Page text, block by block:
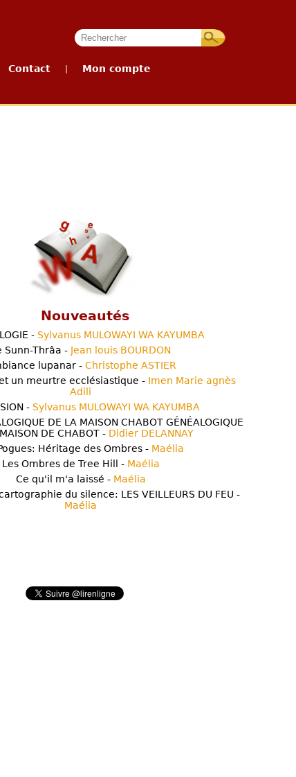
Contact Mon compte
Nouveautés
- Sylvanus MULOWAYI WA KAYUMBA
Sunn-Thrâa - Jean louis BOURDON
lupanar - Christophe ASTIER
un meurtre ecclésiastique - Imen Marie agnès
Adili
- Sylvanus MULOWAYI WA KAYUMBA
DE LA MAISON CHABOT GÉNÉALOGIQUE
DE CHABOT - Didier DELANNAY
Héritage des Ombres - Maélia
Les Ombres de Tree Hill - Maélia
Ce qu'il m'a laissé - Maélia
du silence: LES VEILLEURS DU FEU -
Maélia